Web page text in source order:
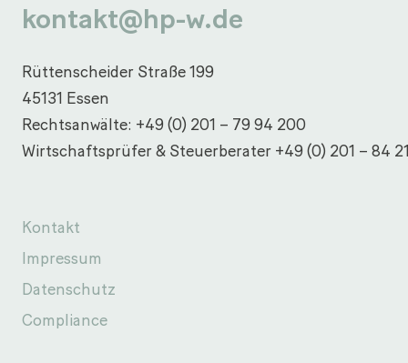
kontakt@hp-w.de
Rüttenscheider Straße 199
45131 Essen
Rechtsanwälte: +49 (0) 201 – 79 94 200
Wirtschaftsprüfer & Steuerberater +49 (0) 201 – 84
Kontakt
Impressum
Datenschutz
Compliance